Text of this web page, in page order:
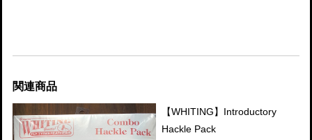
関連商品
【WHITING】Introductory
Hackle Pack